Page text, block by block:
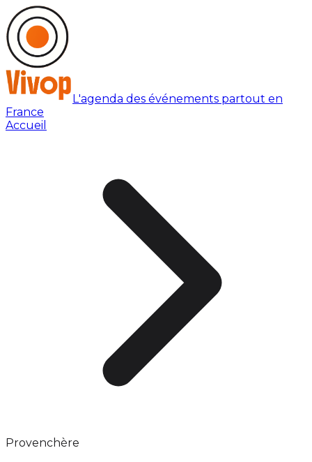
L'agenda des événements partout en
France
Accueil
Provenchère